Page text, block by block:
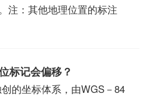
注：其他地理位置的标注
标记会偏移？
的坐标体系，由WGS－84